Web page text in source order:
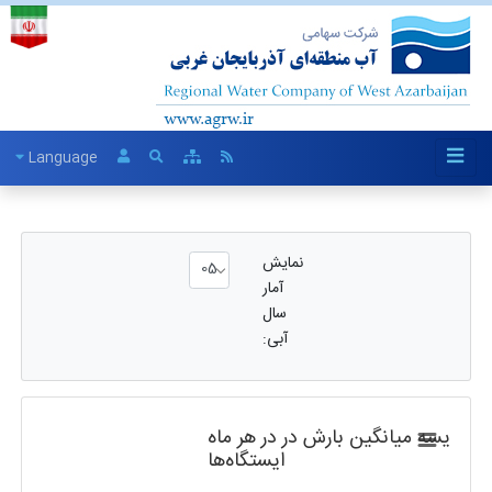
Language
نمایش
آمار
سال
آبی:
مقایسه میانگین بارش در ایستگاه‌ها
در هر ماه